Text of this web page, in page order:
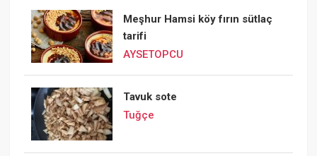
Meşhur Hamsi köy fırın sütlaç
tarifi
AYSETOPCU
Tavuk sote
Tuğçe